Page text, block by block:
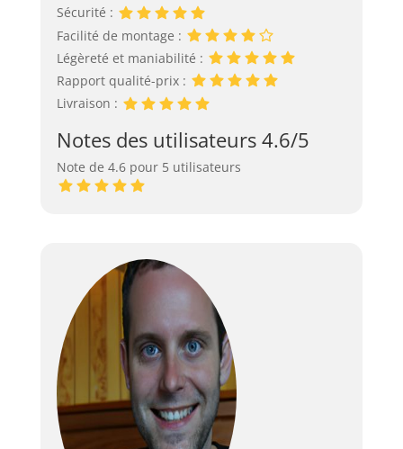
Sécurité :
Facilité de montage :
Légèreté et maniabilité :
Rapport qualité-prix :
Livraison :
Notes des utilisateurs 4.6/5
Note de 4.6 pour 5 utilisateurs